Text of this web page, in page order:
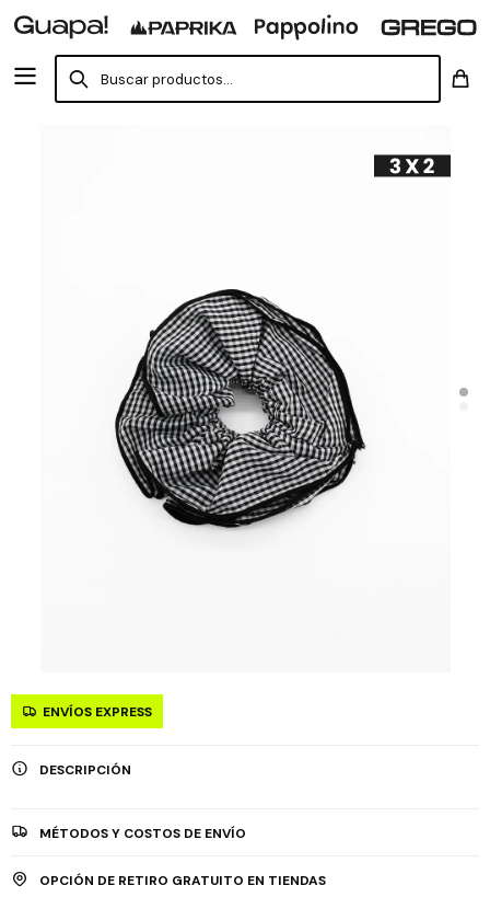
ENVÍOS EXPRESS
DESCRIPCIÓN
MÉTODOS Y COSTOS DE ENVÍO
OPCIÓN DE RETIRO GRATUITO EN TIENDAS